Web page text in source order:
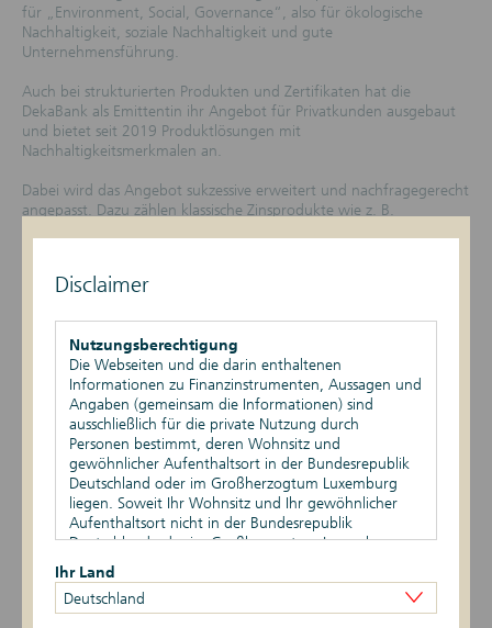
Disclaimer
Nutzungsberechtigung
Die Webseiten und die darin enthaltenen
Informationen zu Finanzinstrumenten, Aussagen und
Angaben (gemeinsam die Informationen) sind
ausschließlich für die private Nutzung durch
Personen bestimmt, deren Wohnsitz und
gewöhnlicher Aufenthaltsort in der Bundesrepublik
Deutschland oder im Großherzogtum Luxemburg
liegen. Soweit Ihr Wohnsitz und Ihr gewöhnlicher
Aufenthaltsort nicht in der Bundesrepublik
Deutschland oder im Großherzogtum Luxemburg
liegen, ist Ihnen die Nutzung dieser Webseiten nicht
gestattet. Durch die Nutzung dieser Webseiten
bestätigen Sie, dass Ihr Wohnsitz und gewöhnlicher
Ihr Land
Deutschland
für „Environment, Social, Governance“, also für ökologische
Nachhaltigkeit, soziale Nachhaltigkeit und gute
Unternehmensführung.
Auch bei strukturierten Produkten und Zertifikaten hat die
DekaBank als Emittentin ihr Angebot für Privatkunden ausgebaut
und bietet seit 2019 Produktlösungen mit
Nachhaltigkeitsmerkmalen an.
Dabei wird das Angebot sukzessive erweitert und nachfragegerecht
angepasst. Dazu zählen klassische Zinsprodukte wie z. B.
Auswahl bietet für nahezu jedes individuelle Chance-/Risikoprofil
individuelle Anlageziele und Nachhaltigkeitsaspekte bedarfsgerecht
kombinieren können.
In der Zertifikatesuche können Sie mit der Filterfunktion die
Suche auf nachhaltig orientierte Produkte einschränken:
Zertifikatesuche
Mehr Informationen zu unserer ESG-Produktstrategie finden
ESG-Produktstrategie